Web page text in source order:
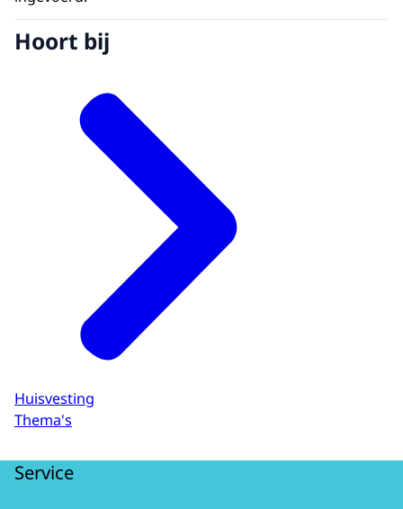
Hoort bij
Huisvesting
Thema's
Service